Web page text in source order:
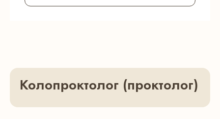
Колопроктолог (проктолог)